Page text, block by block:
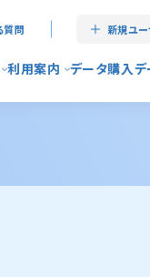
利用案内 データ購入
質問 新規ユ